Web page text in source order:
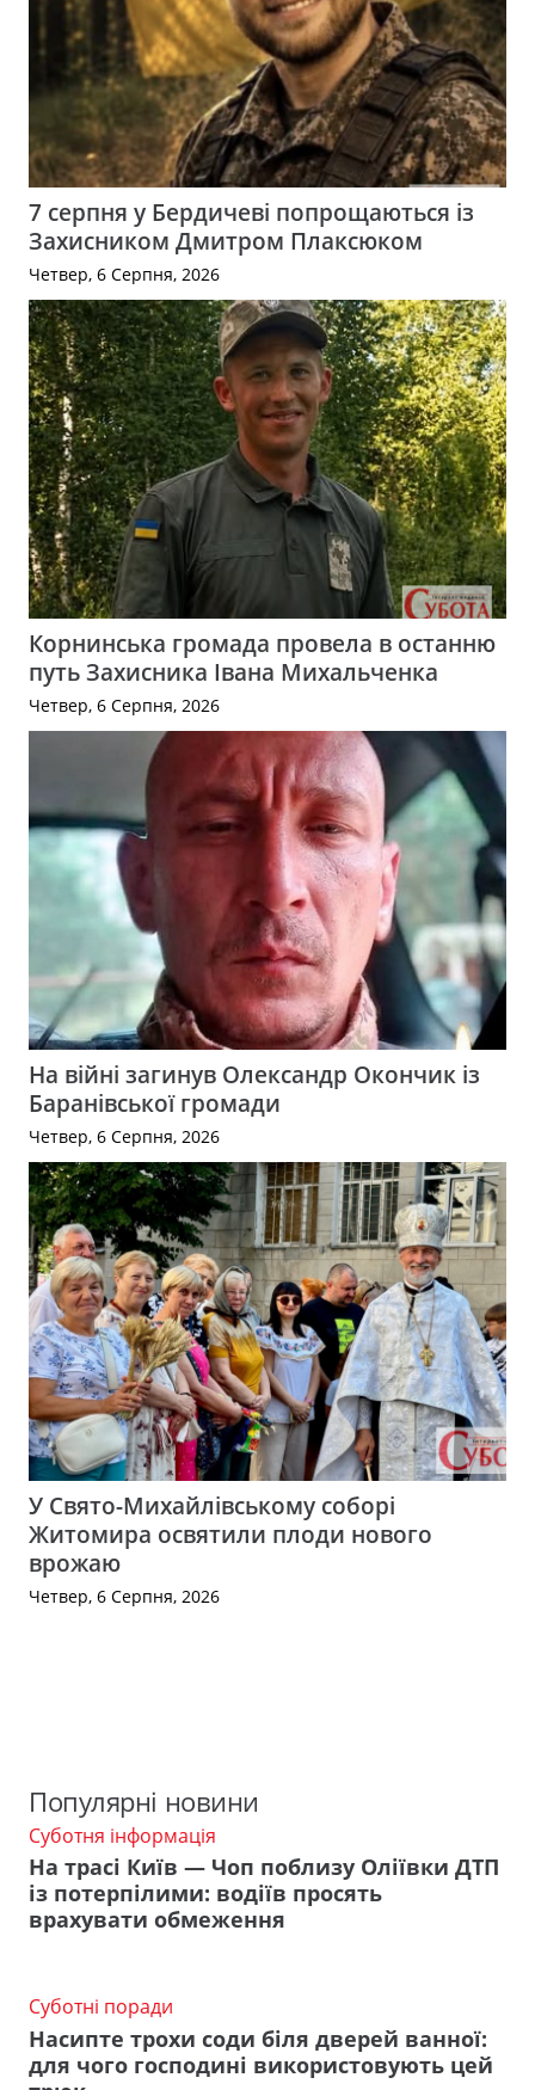
7 серпня у Бердичеві попрощаються із
Захисником Дмитром Плаксюком
Четвер, 6 Серпня, 2026
Корнинська громада провела в останню
путь Захисника Івана Михальченка
Четвер, 6 Серпня, 2026
На війні загинув Олександр Окончик із
Баранівської громади
Четвер, 6 Серпня, 2026
У Свято-Михайлівському соборі
Житомира освятили плоди нового
врожаю
Четвер, 6 Серпня, 2026
Популярні новини
Суботня інформація
На трасі Київ — Чоп поблизу Оліївки ДТП
із потерпілими: водіїв просять
врахувати обмеження
Суботні поради
Насипте трохи соди біля дверей ванної:
для чого господині використовують цей